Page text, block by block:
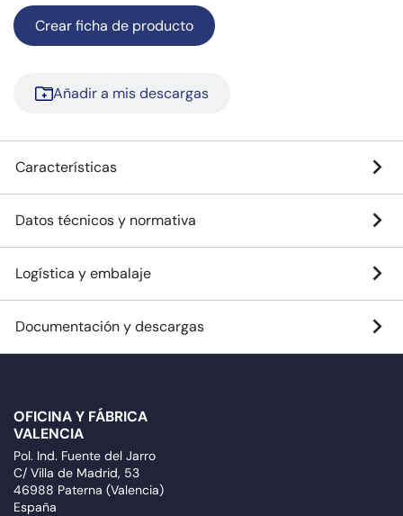
Crear ficha de producto
Añadir a mis descargas
Características
Datos técnicos y normativa
Logística y embalaje
Documentación y descargas
OFICINA Y FÁBRICA
VALENCIA
Pol. Ind. Fuente del Jarro
C/ Villa de Madrid, 53
46988 Paterna (Valencia)
España